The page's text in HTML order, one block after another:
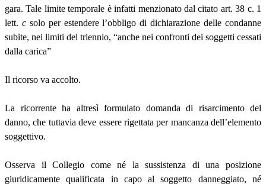
gara. Tale limite temporale è infatti menzionato dal citato art. 38 c. 1
lett. csolo per estendere l’obbligo di dichiarazione delle condanne
subite, nei limiti del triennio, “anche nei confronti dei soggetti cessati
dalla carica”
Il ricorso va accolto.
La ricorrente ha altresì formulato domanda di risarcimento del
danno, che tuttavia deve essere rigettata per mancanza dell’elemento
soggettivo.
Osserva il Collegio come né la sussistenza di una posizione
giuridicamente qualificata in capo al soggetto danneggiato, né